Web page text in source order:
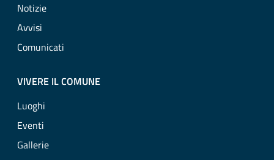
Notizie
Avvisi
Comunicati
VIVERE IL COMUNE
Luoghi
Eventi
Gallerie